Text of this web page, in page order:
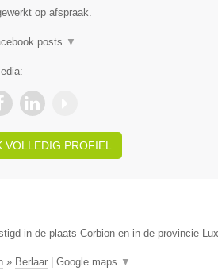
op afspraak.
posts ▼
VOLLEDIG PROFIEL
in de plaats Corbion en in de provincie
» Berlaar| Google maps ▼